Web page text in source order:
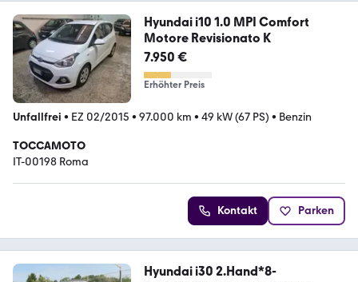
Hyundai i10 1.0 MPI Comfort
Motore Revisionato K
7.950 €
Erhöhter Preis
Unfallfrei • EZ 02/2015 • 97.000 km • 49 kW (67 PS) • Benzin
TOCCAMOTO
IT-00198 Roma
Kontakt Parken
Hyundai i30 2.Hand*8-